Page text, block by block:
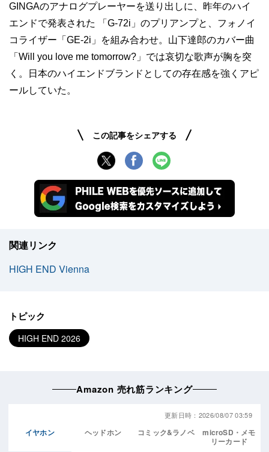
GINGAのアナログプレーヤーを送り出しに、昨年のハイ
エンドで発表された
「G-72i」のプリアンプと、フォノイ
コライザー「GE-2i」を組み合わせ。山下達郎のカバー曲
「Will you love me tomorrow?」では哀切な歌声が胸を突
く。日本のハイエンドブランドとしての存在感を強くアピ
ールしていた。
この記事をシェアする
関連リンク
HIGH END Vienna
トピック
HIGH END 2026